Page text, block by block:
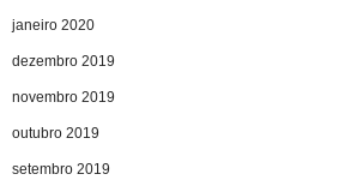
janeiro 2020
dezembro 2019
novembro 2019
outubro 2019
setembro 2019